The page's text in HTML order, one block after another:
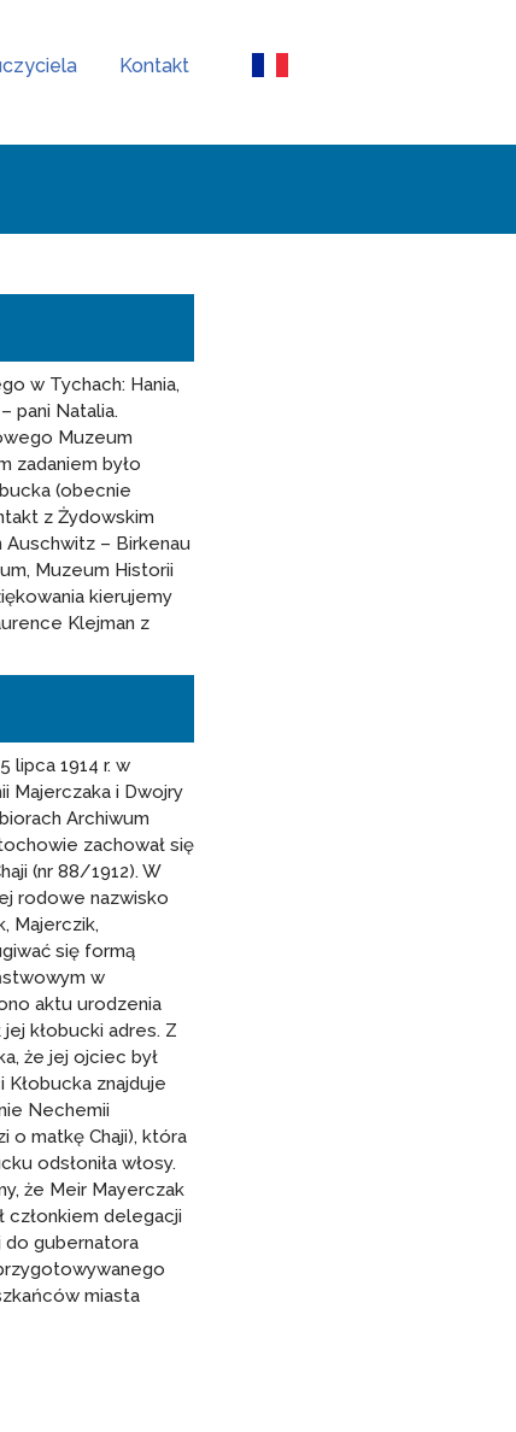
Kontakt
w Tychach: Hania,
pani Natalia.
Muzeum
zadaniem było
(obecnie
z Żydowskim
– Birkenau
Muzeum Historii
kierujemy
Klejman z
lipca 1914 r. w
Majerczaka i Dwojry
Archiwum
zachował się
(nr 88/1912). W
rodowe nazwisko
Majerczik,
się formą
w
aktu urodzenia
jej kłobucki adres. Z
że jej ojciec był
Kłobucka znajduje
Nechemii
o matkę Chaji), która
odsłoniła włosy.
że Meir Mayerczak
członkiem delegacji
do gubernatora
miasta